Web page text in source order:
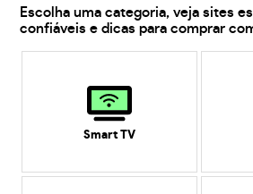
Escolha uma categoria, veja sites
confiáveis e dicas para comprar
Smart TV